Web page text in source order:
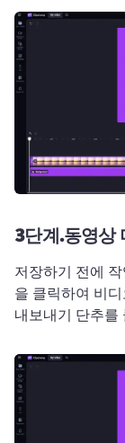
3단계.동영상
저장하기 전에
을 클릭하여 비
내보내기 단추를